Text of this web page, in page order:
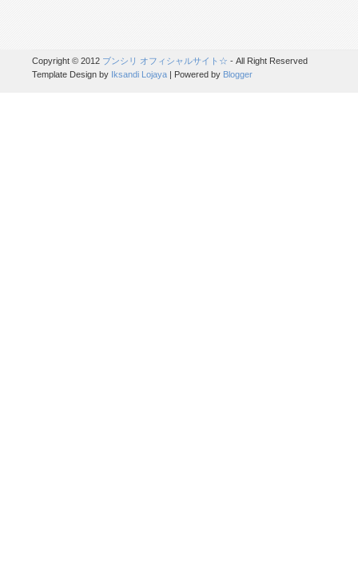
Copyright © 2012 ブンシリ オフィシャルサイト☆ - All Right Reserved
Template Design by Iksandi Lojaya | Powered by Blogger